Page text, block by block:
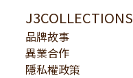
J3COLLECTIONS
品牌故事
異業合作
隱私權政策